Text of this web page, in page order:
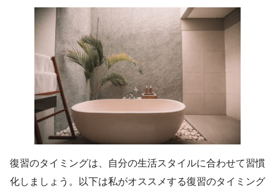
復習のタイミングは、自分の生活スタイルに合わせて習慣
化しましょう。以下は私がオススメする復習のタイミング